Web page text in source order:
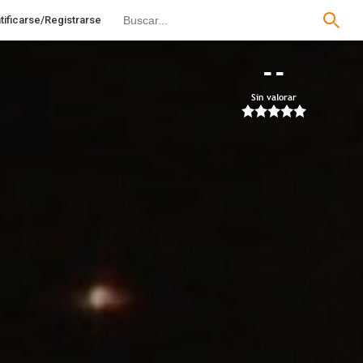
Registrarse
--
Sin valorar